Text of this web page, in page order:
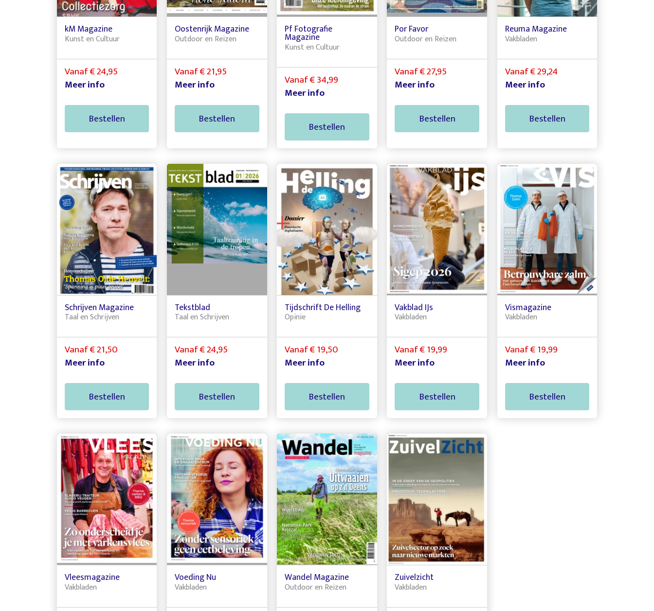
kM Magazine
Kunst en Cultuur
Vanaf € 24,95
Meer info
Bestellen
Oostenrijk Magazine
Outdoor en Reizen
Vanaf € 21,95
Meer info
Bestellen
Pf Fotografie
Magazine
Kunst en Cultuur
Vanaf € 34,99
Meer info
Bestellen
Por Favor
Outdoor en Reizen
Vanaf € 27,95
Meer info
Bestellen
Reuma Magazine
Vakbladen
Vanaf € 29,24
Meer info
Bestellen
Schrijven Magazine
Taal en Schrijven
Vanaf € 21,50
Meer info
Bestellen
Tekstblad
Taal en Schrijven
Vanaf € 24,95
Meer info
Bestellen
Tijdschrift De Helling
Opinie
Vanaf € 19,50
Meer info
Bestellen
Vakblad IJs
Vakbladen
Vanaf € 19,99
Meer info
Bestellen
Vismagazine
Vakbladen
Vanaf € 19,99
Meer info
Bestellen
Vleesmagazine
Vakbladen
Voeding Nu
Vakbladen
Wandel Magazine
Outdoor en Reizen
Zuivelzicht
Vakbladen